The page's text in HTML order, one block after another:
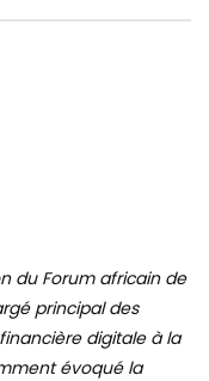
du Forum africain de
principal des
digitale à la
évoqué la